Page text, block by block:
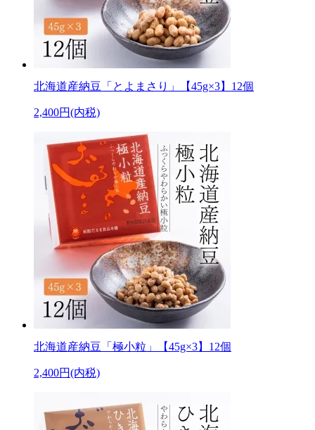
北海道産納豆「とよまさり」【45g×3】12個
2,400円(内税)
北海道産納豆「極小粒」【45g×3】12個
2,400円(内税)